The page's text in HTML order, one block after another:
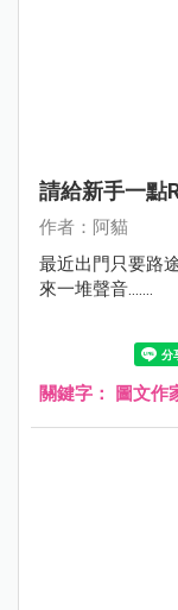
請給新手一點
作者：阿貓
最近出門只要路
來一堆聲音.......
關鍵字： 圖文作